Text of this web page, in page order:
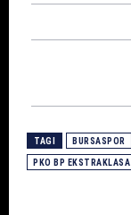
TAGI BURSASPOR
PKO BP EKSTRAKLASA